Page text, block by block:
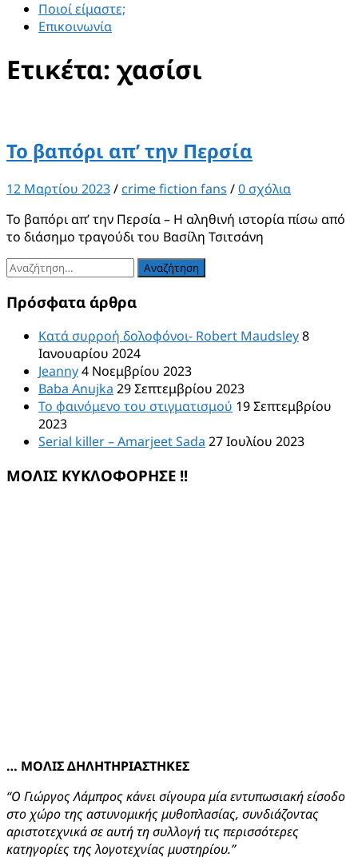
Ποιοί είμαστε;
Επικοινωνία
Ετικέτα: χασίσι
Το βαπόρι απ’ την Περσία
12 Μαρτίου 2023/ crime fiction fans /0 σχόλια
Το βαπόρι απ’ την Περσία – Η αληθινή ιστορία πίσω από
το διάσημο τραγούδι του Βασίλη Τσιτσάνη
Αναζήτηση
για:
Πρόσφατα άρθρα
Κατά συρροή δολοφόνοι- Robert Maudsley8
Ιανουαρίου 2024
Jeanny4 Νοεμβρίου 2023
Baba Anujka 29 Σεπτεμβρίου 2023
Το φαινόμενο του στιγματισμού 19 Σεπτεμβρίου
2023
Serial killer – Amarjeet Sada 27 Ιουλίου 2023
ΜΟΛΙΣ ΚΥΚΛΟΦΟΡΗΣΕ !!
… ΜΟΛΙΣ ΔΗΛΗΤΗΡΙΑΣΤΗΚΕΣ
“Ο Γιώργος Λάμπρος κάνει σίγουρα μία εντυπωσιακή είσοδο
στο χώρο της αστυνομικής μυθοπλασίας, συνδιάζοντας
αριστοτεχνικά σε αυτή τη συλλογή τις περισσότερες
κατηγορίες της λογοτεχνίας μυστηρίου.”